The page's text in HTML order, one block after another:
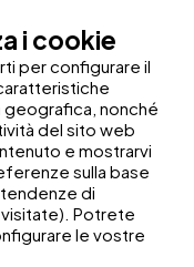
della vostra
Bar del THB
drink preferito.
fare una partita a
i cookie
per configurare il
geografica, nonché
del sito web
e mostrarvi
sulla base
di
Potrete
le vostre